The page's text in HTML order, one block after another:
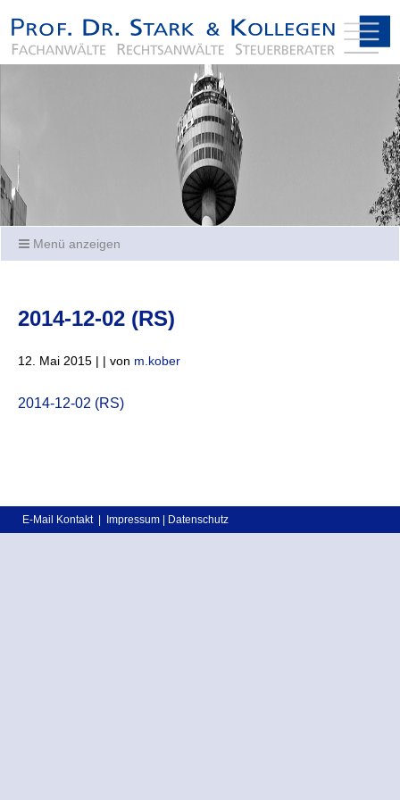
Menü anzeigen
2014-12-02 (RS)
12. Mai 2015 | | von m.kober
2014-12-02 (RS)
E-Mail Kontakt| Impressum | Datenschutz